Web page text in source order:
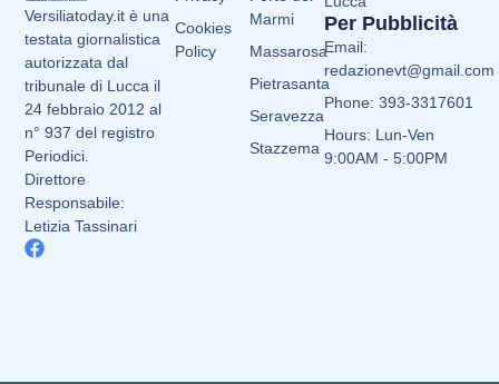
Versiliatoday.it è una
testata giornalistica
autorizzata dal
tribunale di Lucca il
24 febbraio 2012 al
n° 937 del registro
Periodici.
Direttore
Responsabile:
Letizia Tassinari
Marmi
Massarosa
Pietrasanta
Seravezza
Stazzema
Cookies
Policy
Per Pubblicità
Email:
redazionevt@gmail.com
Phone: 393-3317601
Hours: Lun-Ven
9:00AM - 5:00PM